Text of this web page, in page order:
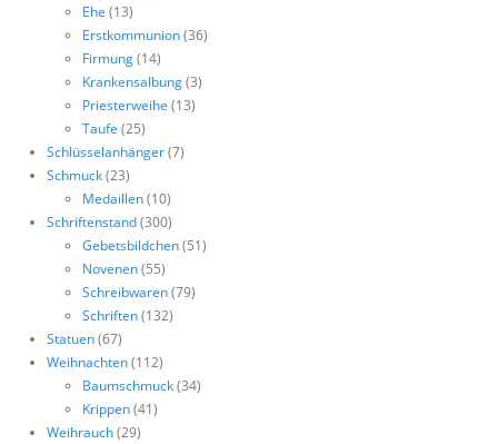
Ehe (13)
Erstkommunion(36)
Firmung(14)
Krankensalbung(3)
Priesterweihe (13)
Taufe (25)
Schlüsselanhänger(7)
Schmuck(23)
Medaillen(10)
Schriftenstand(300)
Gebetsbildchen(51)
Novenen(55)
Schreibwaren(79)
Schriften(132)
Statuen(67)
Weihnachten(112)
Baumschmuck(34)
Krippen(41)
Weihrauch(29)